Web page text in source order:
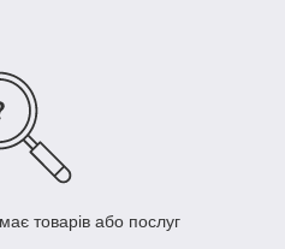
товарів або послуг